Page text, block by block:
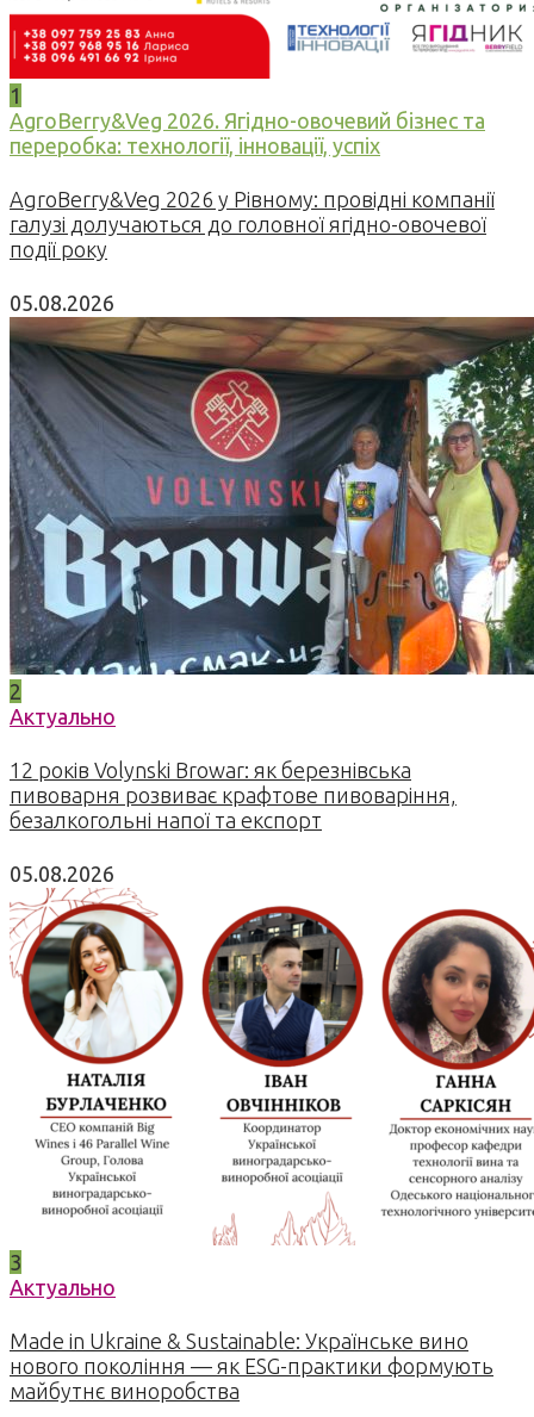
1
AgroBerry&Veg 2026. Ягідно-овочевий бізнес та
переробка: технології, інновації, успіх
AgroBerry&Veg 2026 у Рівному: провідні компанії
галузі долучаються до головної ягідно-овочевої
події року
05.08.2026
2
Актуально
12 років Volynski Browar: як березнівська
пивоварня розвиває крафтове пивоваріння,
безалкогольні напої та експорт
05.08.2026
3
Актуально
Made in Ukraine & Sustainable: Українське вино
нового покоління — як ESG-практики формують
майбутнє виноробства